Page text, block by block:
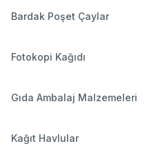
Bardak Poşet Çaylar
Fotokopi Kağıdı
Gıda Ambalaj Malzemeleri
Kağıt Havlular